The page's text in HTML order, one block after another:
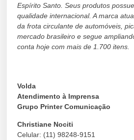
Espírito Santo. Seus produtos
qualidade internacional. A marca
da frota circulante de automóveis,
mercado brasileiro e segue
conta hoje com mais de 1.700 itens.
Volda
Atendimento à Imprensa
Grupo Printer Comunicação
Christiane Nociti
Celular: (11) 98248-9151